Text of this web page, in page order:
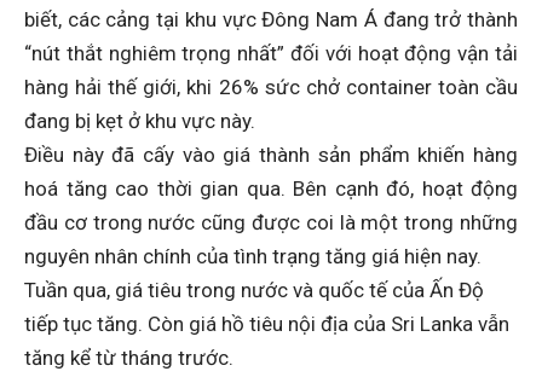
biết, các cảng tại khu vực Đông Nam Á đang trở thành
“nút thắt nghiêm trọng nhất” đối với hoạt động vận tải
hàng hải thế giới, khi 26% sức chở container toàn cầu
đang bị kẹt ở khu vực này.
Điều này đã cấy vào giá thành sản phẩm khiến hàng
hoá tăng cao thời gian qua. Bên cạnh đó, hoạt động
đầu cơ trong nước cũng được coi là một trong những
nguyên nhân chính của tình trạng tăng giá hiện nay.
Tuần qua, giá tiêu trong nước và quốc tế của Ấn Độ
tiếp tục tăng. Còn giá hồ tiêu nội địa của Sri Lanka vẫn
tăng kể từ tháng trước.